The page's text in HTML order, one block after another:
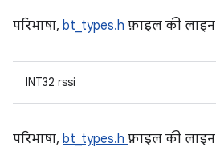
परिभाषा, bt_types.h फ़ाइल की लाइन
INT32 rssi
परिभाषा, bt_types.h फ़ाइल की लाइन